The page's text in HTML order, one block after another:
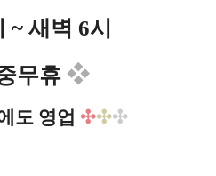
~ 새벽 6시
무휴​ ❖
도 영업 ✣✣✣